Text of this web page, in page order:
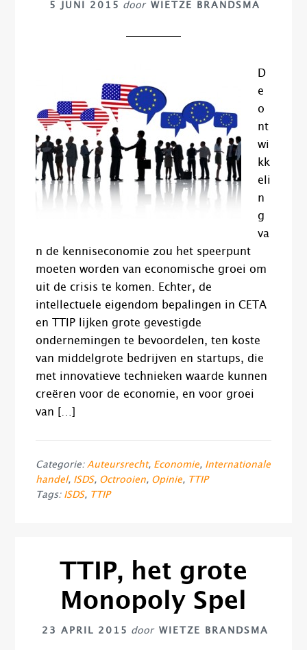
5 JUNI 2015 door WIETZE BRANDSMA
D
e
o
nt
wi
kk
eli
n
g
va
n de kenniseconomie zou het speerpunt
moeten worden van economische groei om
uit de crisis te komen. Echter, de
intellectuele eigendom bepalingen in CETA
en TTIP lijken grote gevestigde
ondernemingen te bevoordelen, ten koste
van middelgrote bedrijven en startups, die
met innovatieve technieken waarde kunnen
creëren voor de economie, en voor groei
van […]
Categorie:Auteursrecht, Economie, Internationale
handel, ISDS, Octrooien, Opinie, TTIP
Tags: ISDS, TTIP
TTIP, het grote
Monopoly Spel
23 APRIL 2015 door WIETZE BRANDSMA